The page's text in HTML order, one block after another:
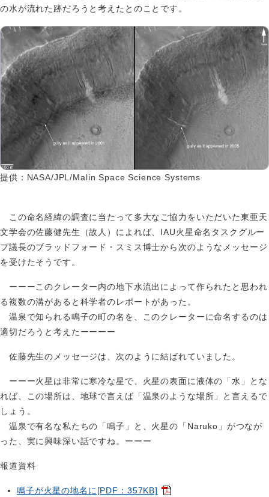
の水が流れた跡だろうと考えたとのことです。
提供：NASA/JPL/Malin Space Science Systems
この命名経緯の調査に当たって多大なご協力をいただいた東亜天
文学会の佐藤健先生（故人）によれば、IAU火星命名タスクグルー
プ議長のブラッドフォード・スミス博士から次のようなメッセージ
を受けたそうです。
ーーーこのクレーター内の地下水流出によって作られたと思われ
る複数の溝があると科学者のレポートがあった。
温泉で知られる鳴子の町の名を、このクレーターに命名するのは
適切だろうと考えたーーーー
佐藤先生のメッセージは、次のように結ばれていました。
ーーー火星は非常に寒冷な星で、火星の表面に液体の「水」とな
れば、この場所は、地球で言えば「温泉のような場所」と言えるで
しょう。
温泉で有名な私たちの「鳴子」と、火星の「Naruko」がつなが
った、実に興味深い話ですね。ーーー
報道資料
鳴子が火星の地名に[PDF：357KB]